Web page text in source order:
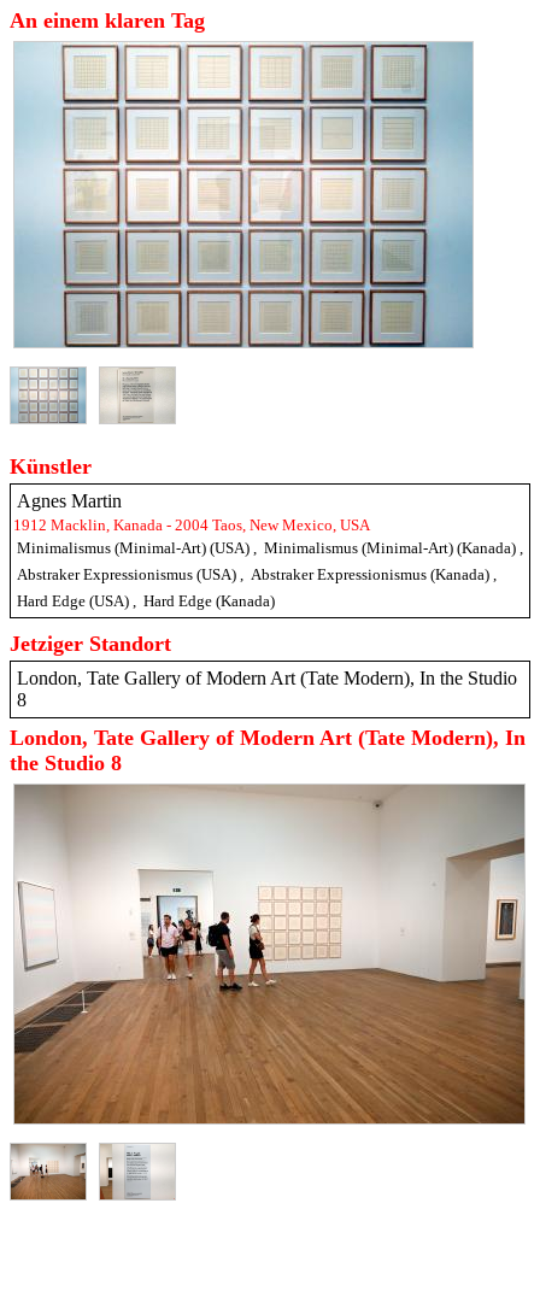
An einem klaren Tag
Künstler
Agnes Martin
1912 Macklin, Kanada - 2004 Taos, New Mexico, USA
Minimalismus (Minimal-Art) (USA)
Minimalismus (Minimal-Art) (Kanada)
Abstraker Expressionismus (USA)
Abstraker Expressionismus (Kanada)
Hard Edge (USA)
Hard Edge (Kanada)
Jetziger Standort
London, Tate Gallery of Modern Art (Tate Modern), In the Studio
8
London, Tate Gallery of Modern Art (Tate Modern), In
the Studio 8